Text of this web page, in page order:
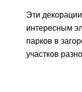
Эти
интересным
парков в
участков